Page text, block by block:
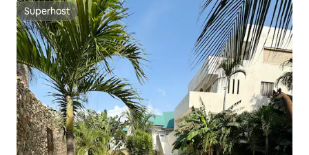
Superhost
Superhost